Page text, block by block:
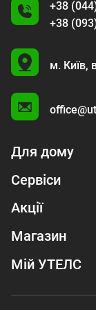
+38
+38
U
м. Київ,
Для дому
Сервіси
Акції
Магазин
Мій УТЕЛС